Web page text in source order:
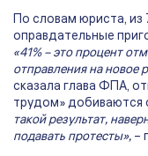
По словам юриста, из
оправдательные
«41% – это процент
отправления на новое
сказала глава ФПА,
трудом» добиваются
такой результат,
подавать протесты», –